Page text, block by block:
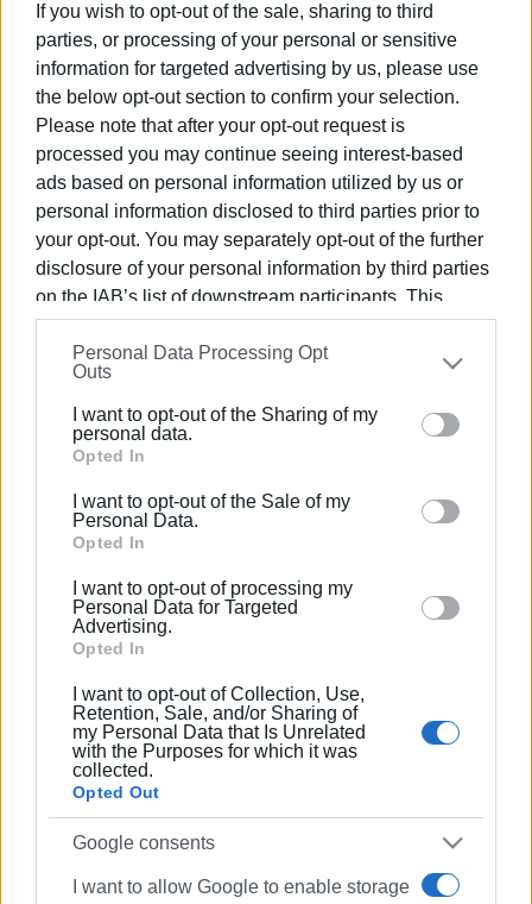
If you wish to opt-out of the sale, sharing to third
parties, or processing of your personal or sensitive
information for targeted advertising by us, please use
the below opt-out section to confirm your selection.
Please note that after your opt-out request is
processed you may continue seeing interest-based
ads based on personal information utilized by us or
personal information disclosed to third parties prior to
your opt-out. You may separately opt-out of the further
disclosure of your personal information by third parties
on the IAB’s list of downstream participants. This
information may also be disclosed by us to third parties
on theIAB’s List of Downstream Participants
that may
further disclose it to other third parties.
Please note that this website/app uses one or more
Google services and may gather and store information
behaviour. You may click to grant or deny consent to
Google and its third-party tags to use your data for
section.
Personal Data Processing Opt
Outs
I want to opt-out of the Sharing of my
personal data.
Opted In
I want to opt-out of the Sale of my
Personal Data.
Opted In
I want to opt-out of processing my
Personal Data for Targeted
Advertising.
Opted In
I want to opt-out of Collection, Use,
Retention, Sale, and/or Sharing of
my Personal Data that Is Unrelated
with the Purposes for which it was
collected.
Opted Out
Google consents
I want to allow Google to enable storage
Ολόκληρο το κείμενο της ερώτησης αναρτάται στον
παρακάτω σύνδεσμο:
https://www.hellenicparliament.gr/UserFiles/c0d5184d-
7550-4265-8e0b-078e1bc7375a/12441451.pdf
ΦΩΤΟ ΑΡΧΕΙΟΥ
Εμφανίσεις: 72
Ακολουθήστε το enimerosi στο
Συνδρομητές στο e-paper